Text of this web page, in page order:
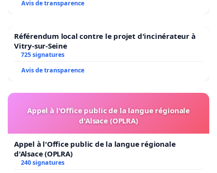
Avis de transparence
Référendum local contre le projet d'incinérateur à
Vitry-sur-Seine
725 signatures
Avis de transparence
Appel à l'Office public de la langue régionale
d'Alsace (OPLRA)
Appel à l'Office public de la langue régionale
d'Alsace (OPLRA)
240 signatures